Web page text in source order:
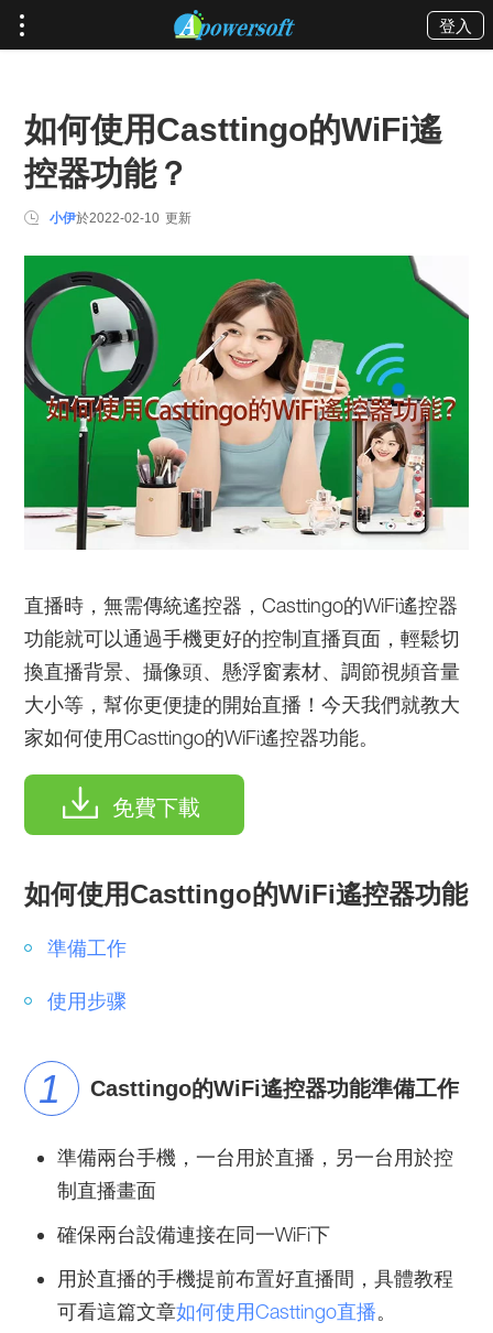
登入
如何使用Casttingo的WiFi遙
控器功能？
小伊於2022-02-10 更新
直播時，無需傳統遙控器，Casttingo的WiFi遙控器
功能就可以通過手機更好的控制直播頁面，輕鬆切
換直播背景、攝像頭、懸浮窗素材、調節視頻音量
大小等，幫你更便捷的開始直播！今天我們就教大
家如何使用Casttingo的WiFi遙控器功能。
免費下載
如何使用Casttingo的WiFi遙控器功能
準備工作
使用步骤
Casttingo的WiFi遙控器功能準備工作
準備兩台手機，一台用於直播，另一台用於控
制直播畫面
確保兩台設備連接在同一WiFi下
用於直播的手機提前布置好直播間，具體教程
可看這篇文章如何使用Casttingo直播。